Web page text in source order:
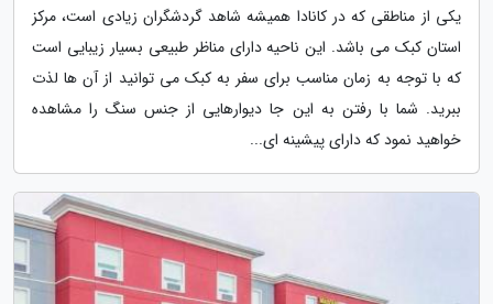
یکی از مناطقی که در کانادا همیشه شاهد گردشگران زیادی است، مرکز
استان کبک می باشد. این ناحیه دارای مناظر طبیعی بسیار زیبایی است
که با توجه به زمان مناسب برای سفر به کبک می توانید از آن ها لذت
ببرید. شما با رفتن به این جا دیوارهایی از جنس سنگ را مشاهده
خواهید نمود که دارای پیشینه ای...